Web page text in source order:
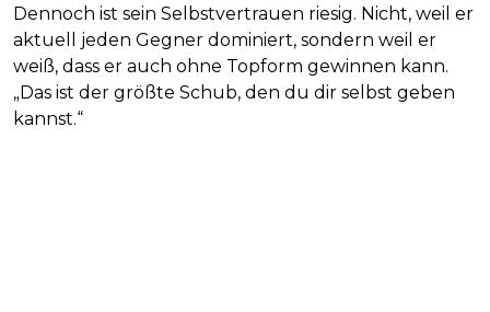
Dennoch ist sein Selbstvertrauen riesig. Nicht, weil er
aktuell jeden Gegner dominiert, sondern weil er
weiß, dass er auch ohne Topform gewinnen kann.
„Das ist der größte Schub, den du dir selbst geben
kannst.“